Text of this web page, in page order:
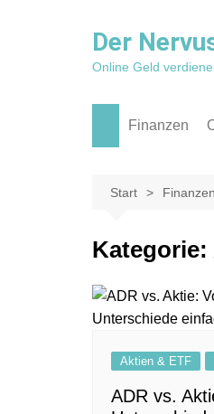
Der
Online Geld
Finanzen
Kredit
Sparen
Start Finanzen
Kategorie:
Aktien & ETF
ADR vs.